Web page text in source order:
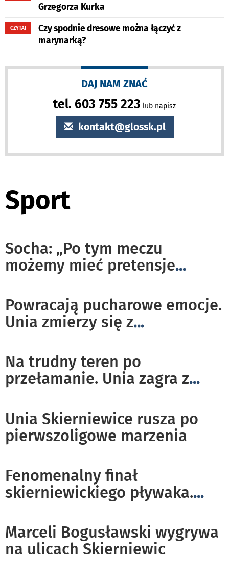
Grzegorza Kurka
CZYTAJ
Czy spodnie dresowe można łączyć z
marynarką?
DAJ NAM ZNAĆ
tel. 603 755 223 lub napisz
kontakt@glossk.pl
Sport
Socha: „Po tym meczu
możemy mieć pretensje...
Powracają pucharowe emocje.
Unia zmierzy się z...
Na trudny teren po
przełamanie. Unia zagra z...
Unia Skierniewice rusza po
pierwszoligowe marzenia
Fenomenalny finał
skierniewickiego pływaka....
Marceli Bogusławski wygrywa
na ulicach Skierniewic